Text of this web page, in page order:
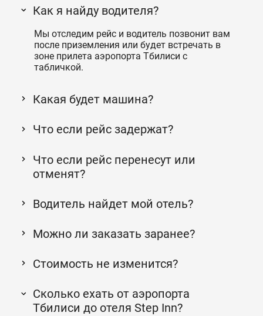
Как я найду водителя?
Мы отследим рейс и водитель позвонит вам
после приземления или будет встречать в
зоне прилета аэропорта Тбилиси с
табличкой.
Какая будет машина?
Что если рейс задержат?
Что если рейс перенесут или
отменят?
Водитель найдет мой отель?
Можно ли заказать заранее?
Стоимость не изменится?
Сколько ехать от аэропорта
Тбилиси до отеля Step Inn?